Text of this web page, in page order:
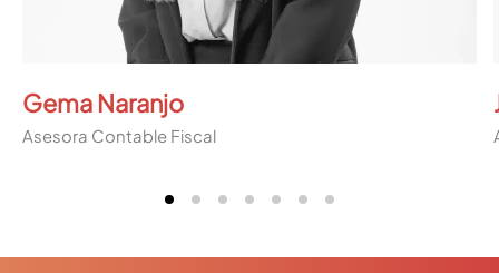
Gema Naranjo
Asesora Contable Fiscal